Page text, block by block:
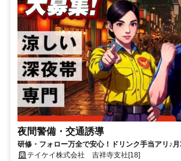
夜間警備・交通誘導
研修・フォロー万全で安心！ドリンク手当アリ♪
テイケイ株式会社 吉祥寺支社[18]